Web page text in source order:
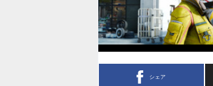
シェア